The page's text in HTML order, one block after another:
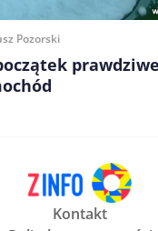
Pozorski
Kontakt